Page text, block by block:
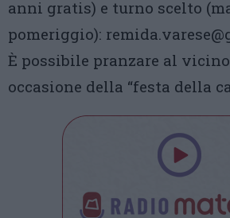
anni gratis) e turno scelto
pomeriggio):
È possibile pranzare al
occasione della “festa della